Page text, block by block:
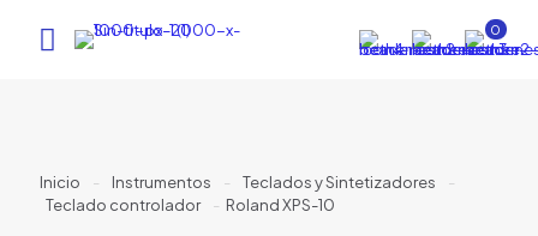
0
Inicio - Instrumentos - Teclados y Sintetizadores
-
Teclado controlador
- Roland XPS-10